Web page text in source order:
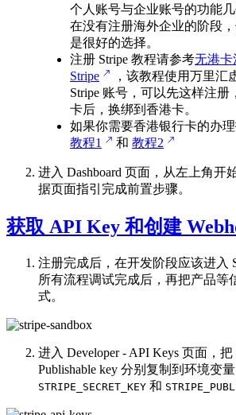
个人账号与企业账号的功能几
在没有注册海外企业的阶段
是很好的选择。
注册 Stripe 教程请参考无港卡
Stripe
，该教程使用万里汇
Stripe 账号，可以先这样注册
卡后，换绑到香港卡。
如果你需要香港银行卡的办
教程1
和 教程2
进入 Dashboard 页面，从左上角开
据页面指引完成前置步骤。
获取 API Key 和创建
注册完成后，在开发阶段应该进入
所有流程调试完成后，再把产品等
式。
进入 Developer - API Keys 页面，把
Publishable key 分别复制到环境变
STRIPE_SECRET_KEY 和